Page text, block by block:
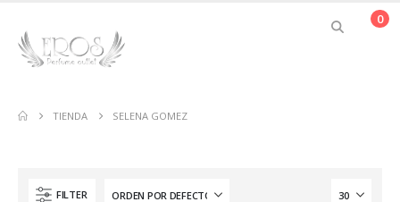
0
TIENDA SELENA GOMEZ
FILTER